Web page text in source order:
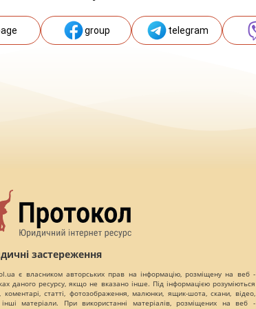
group telegram
застереження
є власником авторських прав на інформацію, розміщену на веб -
даного ресурсу, якщо не вказано інше. Під інформацією розуміються
коментарі, статті, фотозображення, малюнки, ящик-шота, скани, відео,
інші матеріали. При використанні матеріалів, розміщених на веб -